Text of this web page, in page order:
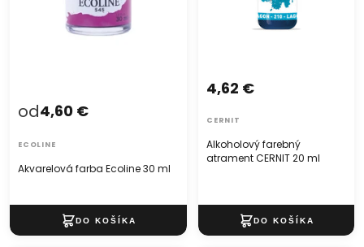
Akvarelová farba Ecoline 30 ml
od4,60 €
ECOLINE
Alkoholový farebný
atrament CERNIT 20 ml
4,62 €
CERNIT